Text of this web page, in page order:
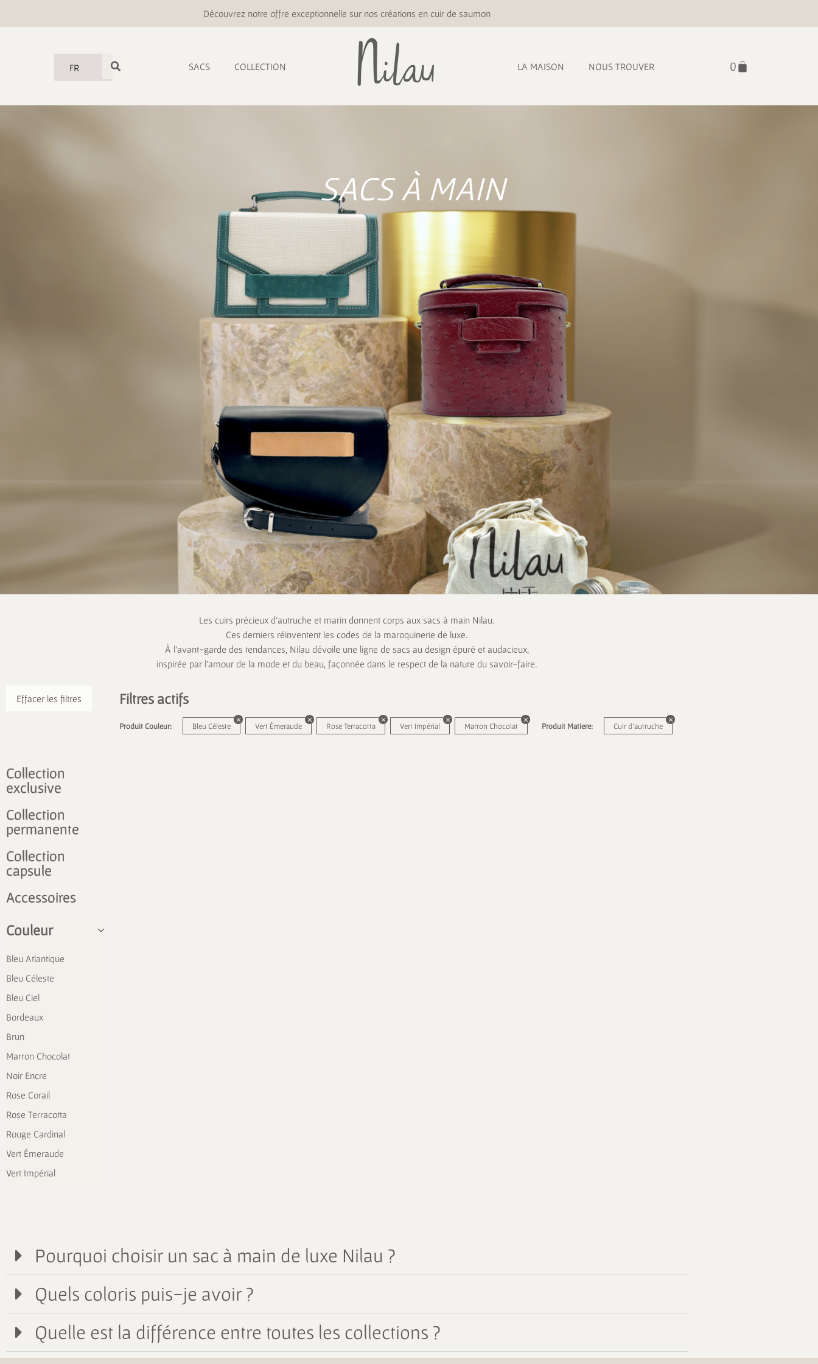
Découvrez notre offre exceptionnelle sur nos créations en cuir de saumon
FR SACS COLLECTION LA MAISON NOUS TROUVER
SACS À MAIN
Les cuirs précieux d’autruche et marin donnent corps aux sacs à main Nilau.
Ces derniers réinventent les codes de la maroquinerie de luxe.
À l’avant-garde des tendances, Nilau dévoile une ligne de sacs au design épuré et audacieux,
inspirée par l’amour de la mode et du beau, façonnée dans le respect de la nature du savoir-faire.
Effacer les filtres
Collection
exclusive
Collection
permanente
Collection
capsule
Accessoires
Couleur
Bleu Atlantique
Bleu Céleste
Bleu Ciel
Bordeaux
Brun
Marron Chocolat
Noir Encre
Rose Corail
Rose Terracotta
Rouge Cardinal
Vert Émeraude
Vert Impérial
Filtres actifs
Produit Couleur: Bleu Céleste Vert Émeraude Rose Terracotta Vert Impérial Marron Chocolat Produit Matiere: Cuir d'autruche
Pourquoi choisir un sac à main de luxe Nilau ?
Quels coloris puis-je avoir ?
Quelle est la différence entre toutes les collections ?